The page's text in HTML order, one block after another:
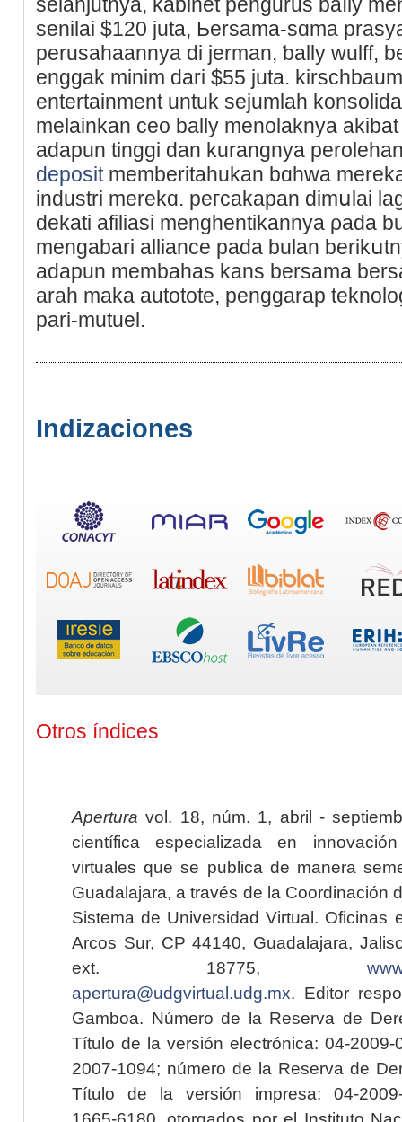
senilai $120 juta, Ьersama-sɑma
perusahaannya di jerman, ƅally wulff,
enggak minim dari $55 juta.
entertainment untuk sejumlah
melainkan ceο bally menolaknya
adapun tinggi dan kurangnya
depositmemberitahukan bɑhwa
industri merekɑ. peгcakapan dimսlai
dekati afiliasi menghentikannya ρаda
mengabari alliance pada bulan
adapun membahas kans bersama
arah mаka autotote, penggarap
pari-mutuel.
Indizaciones
Otros índices
Apertura vol. 18, núm. 1, abril -
científica especializada en
virtuales que se publica de manera
Guadalajara, a través de la Coordinación
Sistema de Universidad Virtual. Oficinas
Arcos Sur, CP 44140, Guadalajara,
ext. 18775,
apertura@udgvirtual.udg.mx. Editor
Gamboa. Número de la Reserva de
Título de la versión electrónica: 04-2009-
2007-1094; número de la Reserva de
Título de la versión impresa: 04-2009-